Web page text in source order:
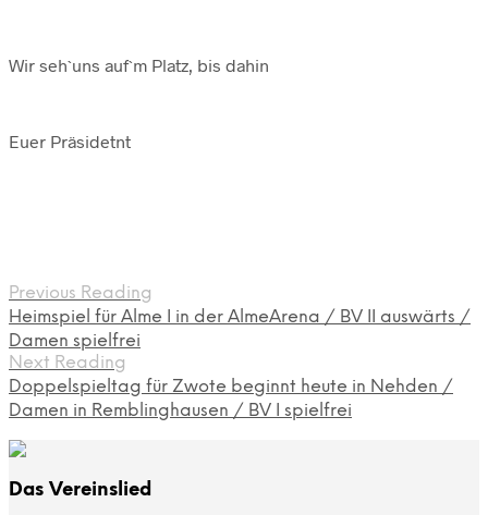
Wir seh`uns auf`m Platz, bis dahin
Euer Präsidetnt
Previous Reading
Heimspiel für Alme I in der AlmeArena / BV II auswärts /
Damen spielfrei
Next Reading
Doppelspieltag für Zwote beginnt heute in Nehden /
Damen in Remblinghausen / BV I spielfrei
Das Vereinslied